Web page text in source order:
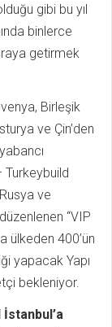
gibi bu yıl
binlerce
getirmek
Birleşik
ve Çin’den
Turkeybuild
ve
“VIP
ülkeden 400’ün
yapacak Yapı
bekleniyor.
İstanbul’a